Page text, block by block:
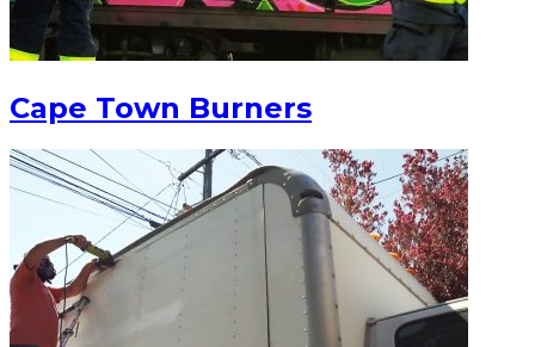
Cape Town Burners